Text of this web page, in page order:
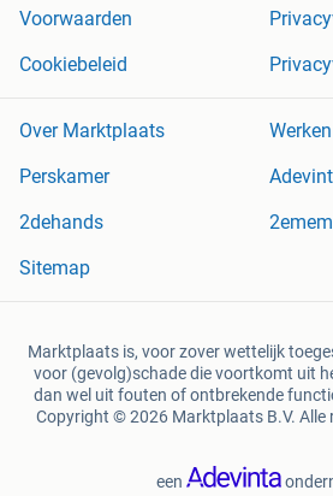
Voorwaarden
Cookiebeleid
Over Marktplaats
Perskamer
2dehands
Sitemap
Marktplaats is, voor zover wettelijk
voor (gevolg)schade die voortkomt uit
dan wel uit fouten of ontbrekende
Copyright © 2026 Marktplaats B.V. Alle
een